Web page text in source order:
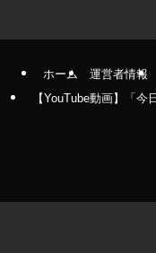
ホーム 運営者情報
【YouTube動画】「